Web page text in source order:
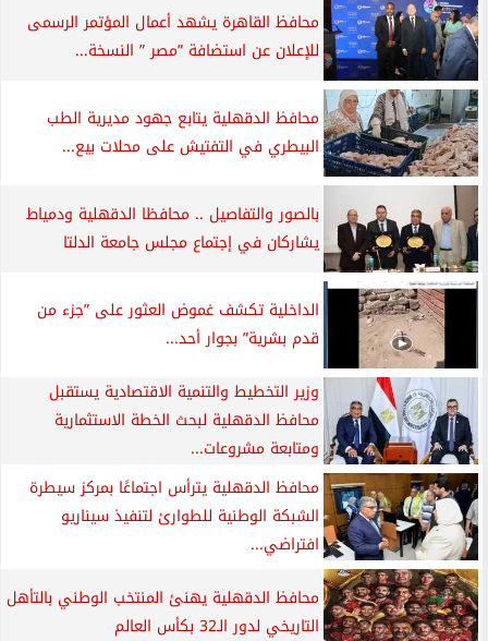
محافظ القاهرة يشهد أعمال المؤتمر الرسمى
للإعلان عن استضافة ”مصر ” النسخة...
محافظ الدقهلية يتابع جهود مديرية الطب
البيطري في التفتيش على محلات بيع...
بالصور والتفاصيل .. محافظا الدقهلية ودمياط
يشاركان في إجتماع مجلس جامعة الدلتا
الداخلية تكشف غموض العثور على ”جزء من
قدم بشرية” بجوار أحد...
وزير التخطيط والتنمية الاقتصادية يستقبل
محافظ الدقهلية لبحث الخطة الاستثمارية
ومتابعة مشروعات...
محافظ الدقهلية يترأس اجتماعًا بمركز سيطرة
الشبكة الوطنية للطوارئ لتنفيذ سيناريو
افتراضي...
محافظ الدقهلية يهنئ المنتخب الوطني بالتأهل
التاريخي لدور الـ32 بكأس العالم